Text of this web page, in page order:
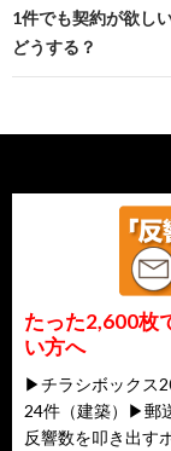
1件でも契約が欲し
どうする？
たった2,600枚
い方へ
▶チラシボックス
24件（建築）▶郵
反響数を叩き出す